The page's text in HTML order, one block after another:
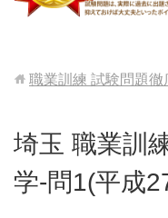
職業訓練 試験問題徹
埼玉 職業訓
学-問1(平成